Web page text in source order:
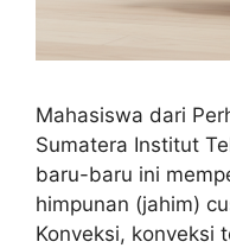
Mahasiswa dari
Sumatera Institut
baru-baru ini
himpunan (jahim)
Konveksi, konveksi